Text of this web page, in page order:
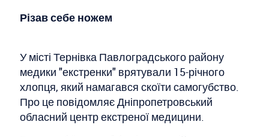
Різав себе ножем
У місті Тернівка Павлоградського району
медики "екстренки" врятували 15-річного
хлопця, який намагався скоїти самогубство.
Про це повідомляє Дніпропетровський
обласний центр екстреної медицини.